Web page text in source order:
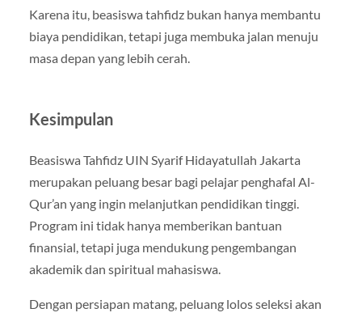
Karena itu, beasiswa tahfidz bukan hanya membantu
biaya pendidikan, tetapi juga membuka jalan menuju
masa depan yang lebih cerah.
Kesimpulan
Beasiswa Tahfidz UIN Syarif Hidayatullah Jakarta
merupakan peluang besar bagi pelajar penghafal Al-
Qur’an yang ingin melanjutkan pendidikan tinggi.
Program ini tidak hanya memberikan bantuan
finansial, tetapi juga mendukung pengembangan
akademik dan spiritual mahasiswa.
Dengan persiapan matang, peluang lolos seleksi akan